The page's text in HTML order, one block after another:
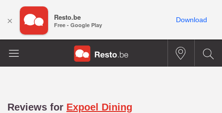
Reviews for Expoel Dining
× Resto.be
Free - Google Play
Download